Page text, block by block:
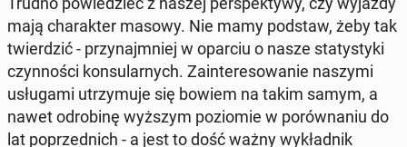
mają cha­rak­ter masowy. Nie mamy podstaw, żeby tak
twier­dzić - przy­naj­mniej w oparciu o nasze sta­ty­sty­ki
czyn­no­ści kon­su­lar­nych. Za­in­te­re­so­wa­nie naszymi
usłu­ga­mi utrzy­mu­je się bowiem na takim samym, a
nawet odro­bi­nę wyższym po­zio­mie w po­rów­na­niu do
lat po­przed­nich - a jest to dość ważny wy­kład­nik